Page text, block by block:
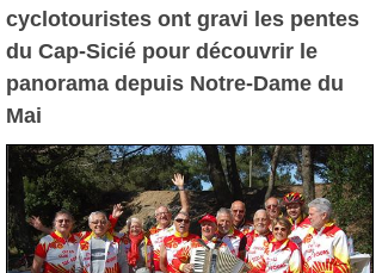
cyclotouristes ont gravi les pentes
du Cap-Sicié pour découvrir le
panorama depuis Notre-Dame du
Mai